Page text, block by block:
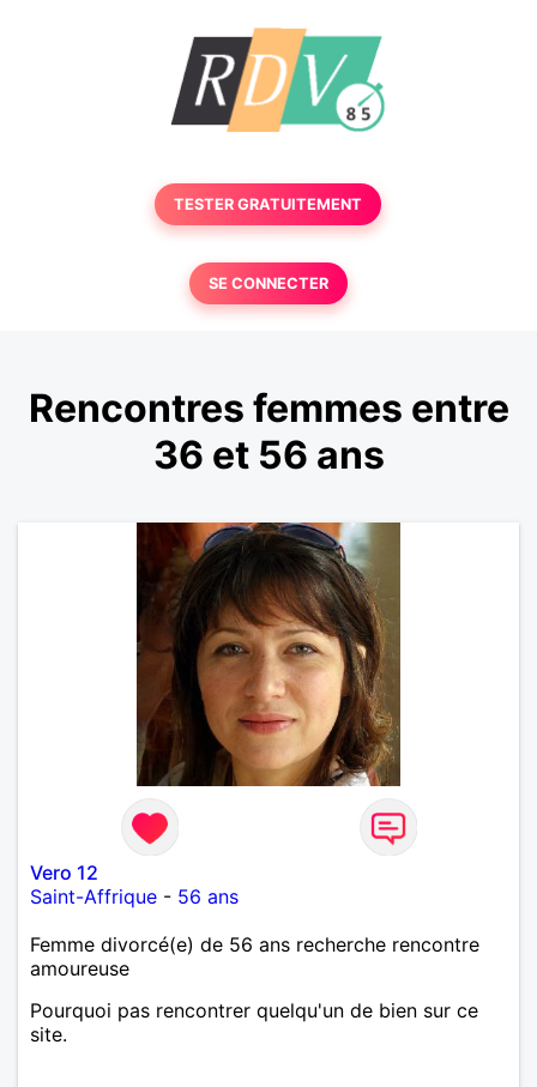
TESTER GRATUITEMENT
SE CONNECTER
Rencontres femmes entre
36 et 56 ans
Vero 12
Saint-Affrique - 56 ans
Femme divorcé(e) de 56 ans recherche rencontre
amoureuse
Pourquoi pas rencontrer quelqu'un de bien sur ce
site.